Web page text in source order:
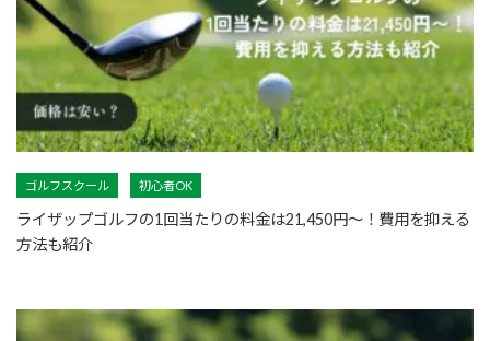
ゴルフスクール 初心者OK
ライザップゴルフの1回当たりの料金は21,450円〜！費用を抑える
方法も紹介